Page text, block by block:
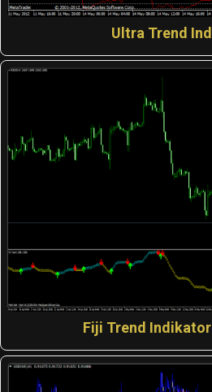
Ultra Trend
Fiji Trend